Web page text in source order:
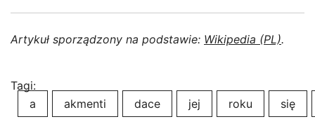
Artykuł sporządzony na podstawie: Wikipedia (PL).
Tagi:
a
akmenti dace jej roku się